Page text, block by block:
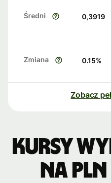
Średni 0,3919
Zmiana 0.15%
Zobacz
Kursy
na